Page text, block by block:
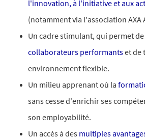
l'innovation, à l'initiative et aux
(notamment via l'association AXA
Un cadre stimulant, qui permet
collaborateurs performantset de
environnement flexible.
Un milieu apprenant où la
sans cesse d'enrichir ses
son employabilité.
Un accès à des multiples